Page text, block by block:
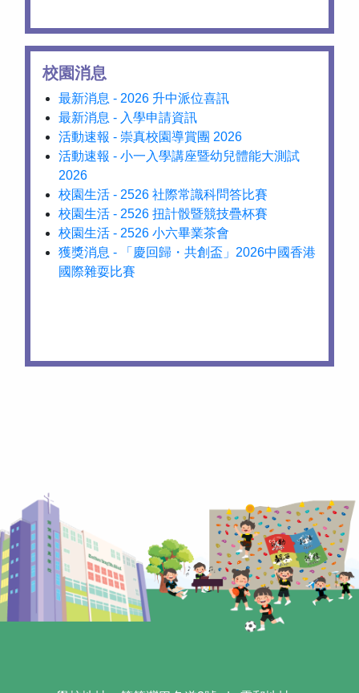
校園消息
最新消息 - 2026 升中派位喜訊
最新消息 - 入學申請資訊
活動速報 - 崇真校園導賞團 2026
活動速報 - 小一入學講座暨幼兒體能大測試
2026
校園生活 - 2526 社際常識科問答比賽
校園生活 - 2526 扭計骰暨競技疊杯賽
校園生活 - 2526 小六畢業茶會
獲獎消息 - 「慶回歸・共創盃」2026中國香港
國際雜耍比賽